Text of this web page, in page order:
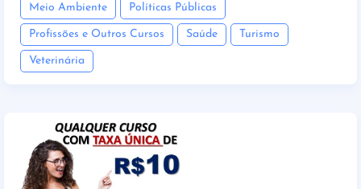
Meio Ambiente Políticas Públicas
Profissões e Outros Cursos Saúde Turismo
Veterinária